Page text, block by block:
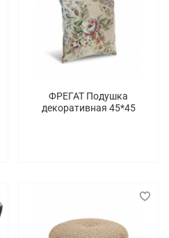
ФРЕГАТ Подушка
декоративная 45*45